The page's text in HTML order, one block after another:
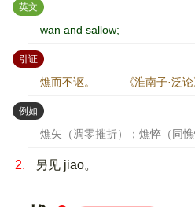
英文 ：
wan and sallow;
引证：
燋而不讴。 —— 《淮南子·泛论
例如 ：
燋矢（凋零摧折）；燋悴（同
2. 另见 jiāo。